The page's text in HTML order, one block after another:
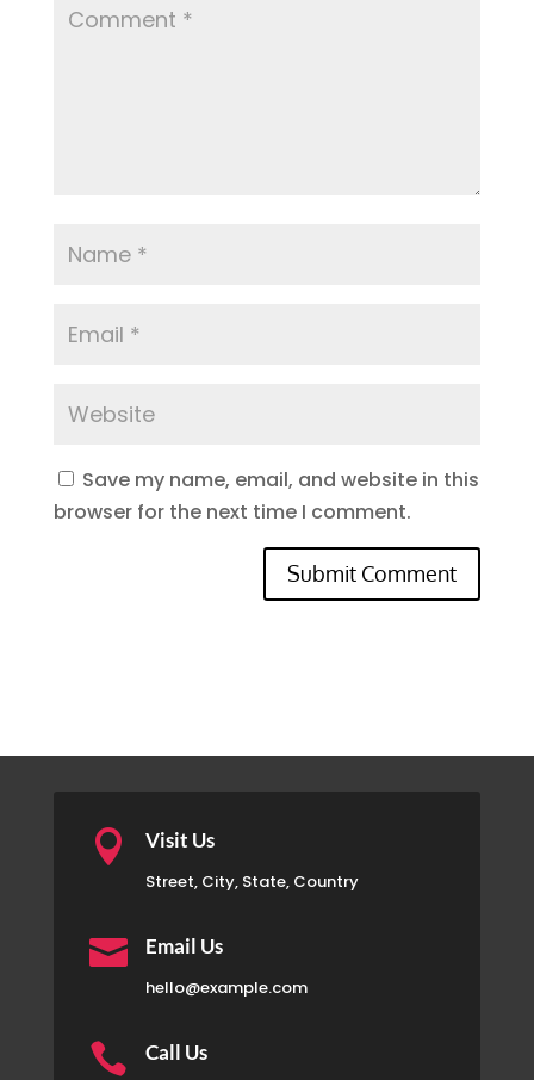
Save my name, email, and website in this
browser for the next time I comment.
Submit Comment
 Visit Us
Street, City, State, Country
 Email Us
hello@example.com
 Call Us